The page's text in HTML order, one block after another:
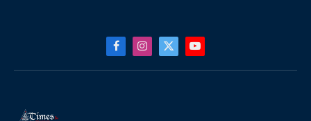
FacebookInstagram
X
YouTube